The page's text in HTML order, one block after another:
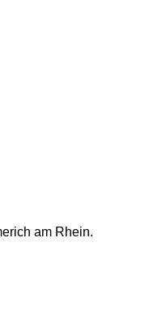
am Rhein.